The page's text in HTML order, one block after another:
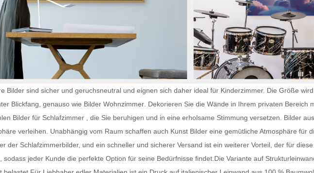
Bilder sind sicher und geruchsneutral und eignen sich daher ideal für Kinderzimmer. Die Größe
Blickfang, genauso wie Bilder Wohnzimmer . Dekorieren Sie die Wände in Ihrem privaten Bereich
Bilder für Schlafzimmer , die Sie beruhigen und in eine erholsame Stimmung versetzen. Bilder
verleihen. Unabhängig vom Raum schaffen auch Kunst Bilder eine gemütliche Atmosphäre für
der Schlafzimmerbilder, und ein schneller und sicherer Versand ist ein weiterer Vorteil, der für
sodass jeder Kunde die perfekte Option für seine Bedürfnisse findet.Die Variante auf